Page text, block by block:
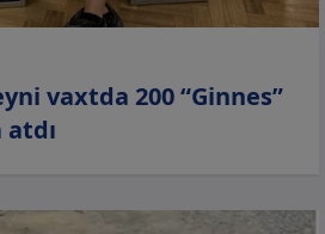
vaxtda 200 “Ginnes”